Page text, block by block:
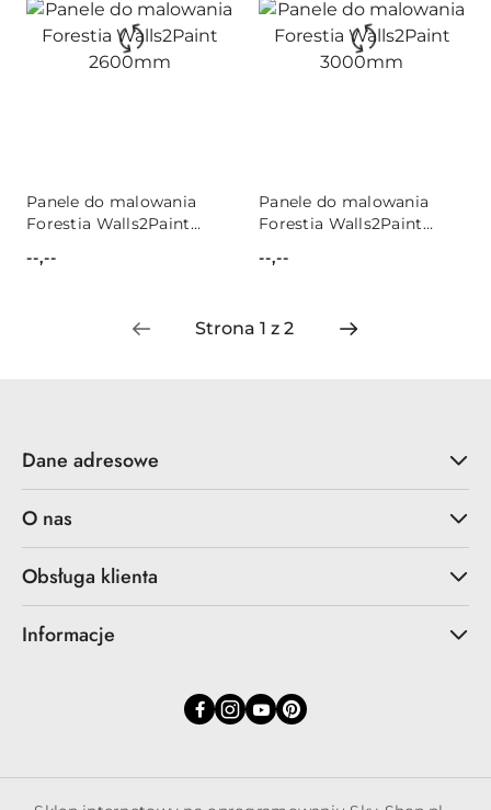
Panele do malowania
Forestia Walls2Paint
Cena:
--,--
Panele do malowania
Forestia Walls2Paint
Cena:
--,--
Dane adresowe
O nas
Obsługa klienta
Informacje